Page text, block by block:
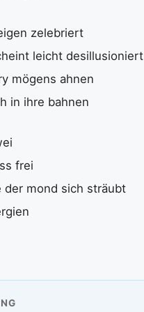
zelebriert
leicht desillusioniert
mögens ahnen
in ihre bahnen
frei
der mond sich sträubt